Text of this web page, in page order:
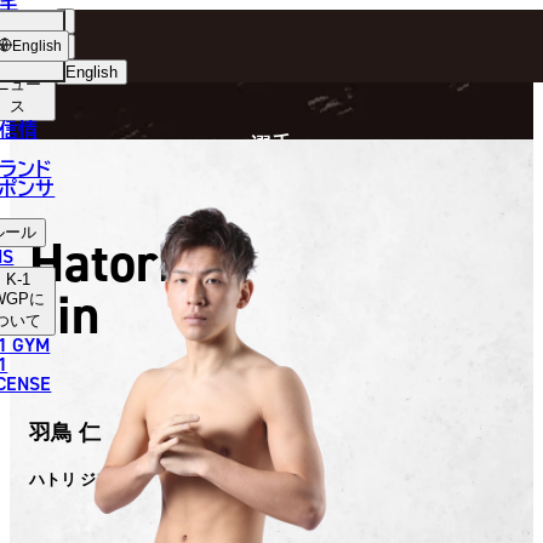
English
中文（简体）
中文（繁體）
ョッ
プ
ュー
ス
情
ンド
ンサ
ール
K-1
に
いて
GYM
English
選手
Hatori
Jin
羽鳥 仁
ハトリ ジン